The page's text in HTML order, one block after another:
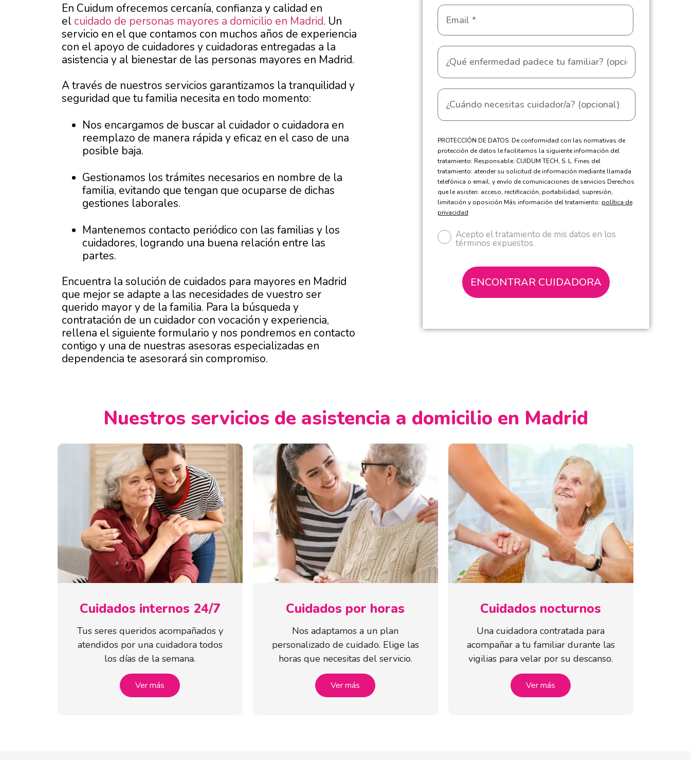
En Cuidum ofrecemos cercanía, confianza y calidad en
el cuidado de personas mayores a domicilio en Madrid. Un
servicio en el que contamos con muchos años de experiencia
con el apoyo de cuidadores y cuidadoras entregadas a la
asistencia y al bienestar de las personas mayores en Madrid.
A través de nuestros servicios garantizamos la tranquilidad y
seguridad que tu familia necesita en todo momento:
Nos encargamos de buscar al cuidador o cuidadora en
reemplazo de manera rápida y eficaz en el caso de una
posible baja.
Gestionamos los trámites necesarios en nombre de la
familia, evitando que tengan que ocuparse de dichas
gestiones laborales.
Mantenemos contacto periódico con las familias y los
cuidadores, logrando una buena relación entre las
partes.
Encuentra la solución de cuidados para mayores en Madrid
que mejor se adapte a las necesidades de vuestro ser
querido mayor y de la familia. Para la búsqueda y
contratación de un cuidador con vocación y experiencia,
rellena el siguiente formulario y nos pondremos en contacto
contigo y una de nuestras asesoras especializadas en
dependencia te asesorará sin compromiso.
PROTECCIÓN DE DATOS: De conformidad con las normativas de
protección de datos le facilitamos la siguiente información del
tratamiento: Responsable: CUIDUM TECH, S. L. Fines del
tratamiento: atender su solicitud de información mediante llamada
telefónica o email, y envío de comunicaciones de servicios Derechos
que le asisten: acceso, rectificación, portabilidad, supresión,
limitación y oposición Más información del tratamiento: política de
privacidad
Acepto el tratamiento de mis datos en los
términos expuestos.
Nuestros servicios de asistencia a domicilio en Madrid
Cuidados internos 24/7
Tus seres queridos acompañados y
atendidos por una cuidadora todos
los días de la semana.
Ver más
Cuidados por horas
Nos adaptamos a un plan
personalizado de cuidado. Elige las
horas que necesitas del servicio.
Ver más
Cuidados nocturnos
Una cuidadora contratada para
acompañar a tu familiar durante las
vigilias para velar por su descanso.
Ver más